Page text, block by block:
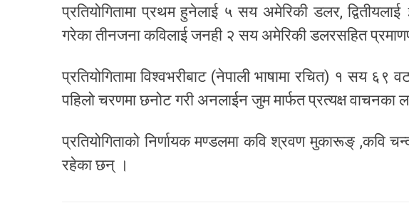
प्रतियोगितामा प्रथम हुनेलाई ५ सय अमेरिकी डलर,
गरेका तीनजना कविलाई जनही २ सय अमेरिकी डलरसहित
प्रतियोगितामा विश्वभरीबाट (नेपाली भाषामा रचित) १ सय ६९
पहिलो चरणमा छनोट गरी अनलाईन जुम मार्फत प्रत्यक्ष वाचनका
प्रतियोगिताको निर्णायक मण्डलमा कवि श्रवण मुकारूङ् ,कवि
रहेका छन् ।